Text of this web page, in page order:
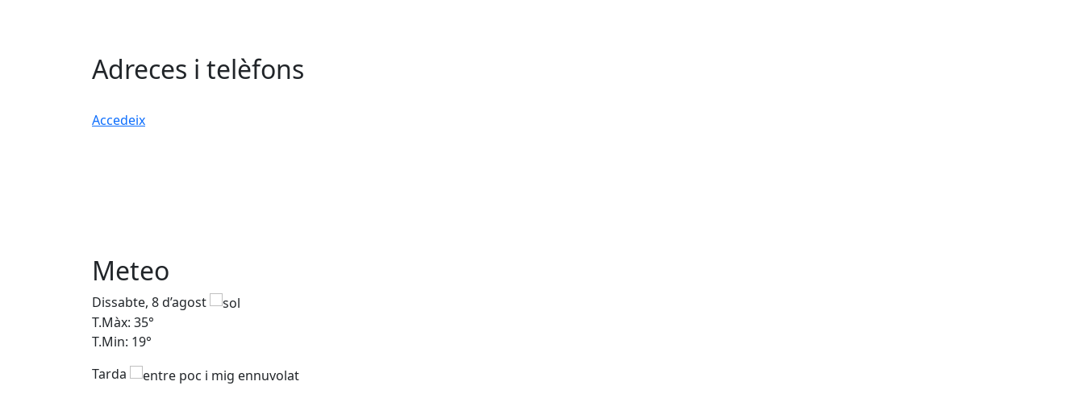
Adreces i telèfons
Accedeix
Meteo
Dissabte, 8 d’agost
T.Màx: 35°
T.Min: 19°
Tarda